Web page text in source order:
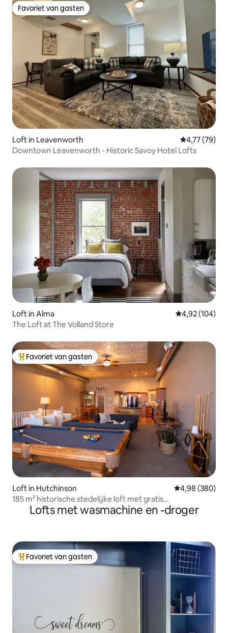
Favoriet van gasten
Favoriet van gasten
Loft in Leavenworth Gemiddelde
4,77 (79)
Downtown Leavenworth - Historic Savoy Hotel Lofts
Loft in Alma Gemiddelde
4,92 (104)
The Loft at The Volland Store
Topfavoriet van gasten
Favoriet van gasten
Loft in Hutchinson Gemiddelde
4,98 (380)
185 m² historische stedelijke loft met gratis
parkeergelegenheid.
Lofts met wasmachine en -droger
Topfavoriet van gasten
Favoriet van gasten